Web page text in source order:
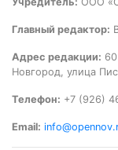
Главный редактор:
Адрес редакции:
Новгород, улица
Телефон: +7 (926)
Email: